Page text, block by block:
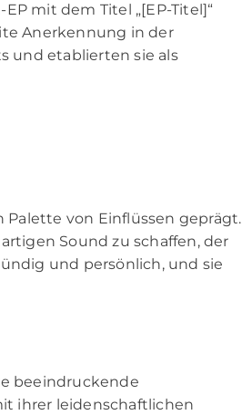
mit dem Titel „[EP-Titel]“
Anerkennung in der
und etablierten sie als
Palette von Einflüssen geprägt.
Sound zu schaffen, der
und persönlich, und sie
beeindruckende
ihrer leidenschaftlichen